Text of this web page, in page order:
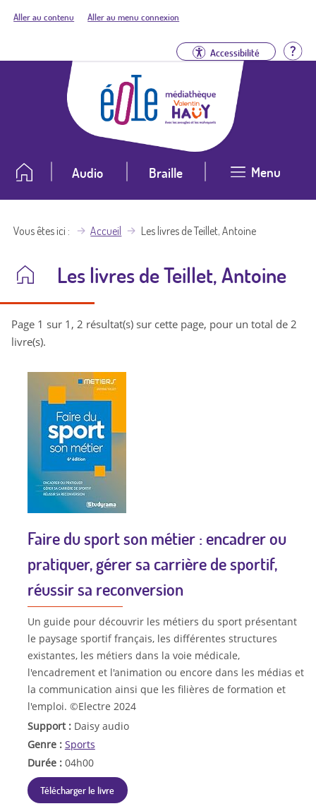
Aller au contenu Aller au menu connexion
Accessibilité
Audio Braille Menu
Vous êtes ici Accueil Les livres de Teillet, Antoine
Les livres de Teillet, Antoine
Page 1 sur 1, 2 résultat(s) sur cette page, pour un total de 2
livre(s).
Faire du sport son métier : encadrer ou
pratiquer, gérer sa carrière de sportif,
réussir sa reconversion
Un guide pour découvrir les métiers du sport présentant
le paysage sportif français, les différentes structures
existantes, les métiers dans la voie médicale,
l'encadrement et l'animation ou encore dans les médias et
la communication ainsi que les filières de formation et
l'emploi. ©Electre 2024
Support : Daisy audio
Genre : Sports
Durée : 04h00
Télécharger le livre